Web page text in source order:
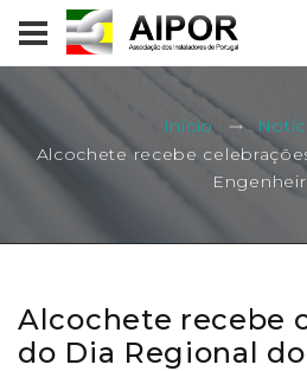
Início
Alcochete recebe
Alcochete recebe
do Dia Regional